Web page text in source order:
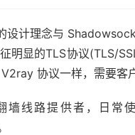
计理念与
明显的TLS协议(TLS/
协议一样，需要客
线路提供者，日常